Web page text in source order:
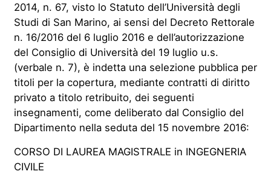
2014, n. 67, visto lo Statuto dell’Università degli
Studi di San Marino, ai sensi del Decreto Rettorale
n. 16/2016 del 6 luglio 2016 e dell’autorizzazione
del Consiglio di Università del 19 luglio u.s.
(verbale n. 7), è indetta una selezione pubblica per
titoli per la copertura, mediante contratti di diritto
privato a titolo retribuito, dei seguenti
insegnamenti, come deliberato dal Consiglio del
Dipartimento nella seduta del 15 novembre 2016:
CORSO DI LAUREA MAGISTRALE in INGEGNERIA
CIVILE